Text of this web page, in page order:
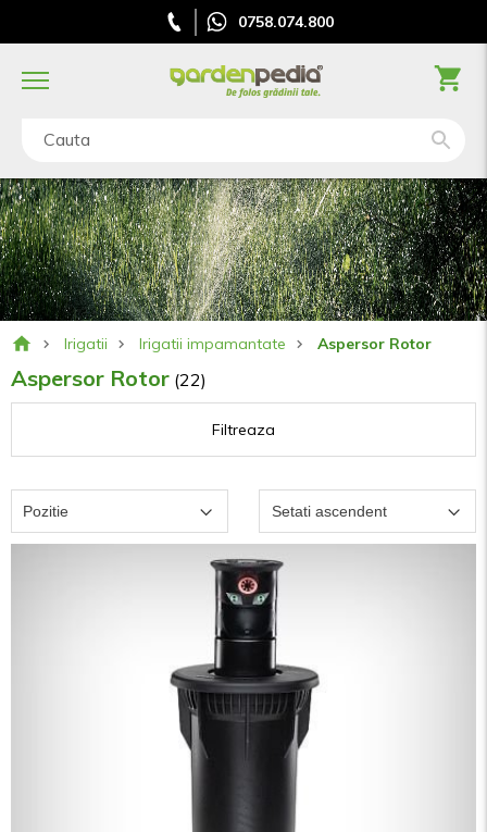
0758.074.800
Cauta
Irigatii Irigatii impamantate Aspersor Rotor
Aspersor Rotor (22)
Filtreaza